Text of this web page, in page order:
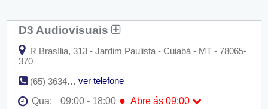
D3 Audiovisuais
R Brasília, 313 - Jardim Paulista - Cuiabá - MT - 78065-
370
(65) 3634-1104
ver telefone
Qua:
09:00 - 18:00 ● Abre ás 09:00